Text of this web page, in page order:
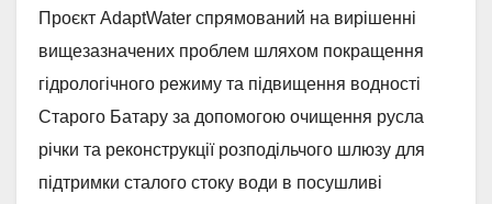
Проєкт AdaptWater спрямований на вирішенні
вищезазначених проблем шляхом покращення
гідрологічного режиму та підвищення водності
Старого Батару за допомогою очищення русла
річки та реконструкції розподільчого шлюзу для
підтримки сталого стоку води в посушливі